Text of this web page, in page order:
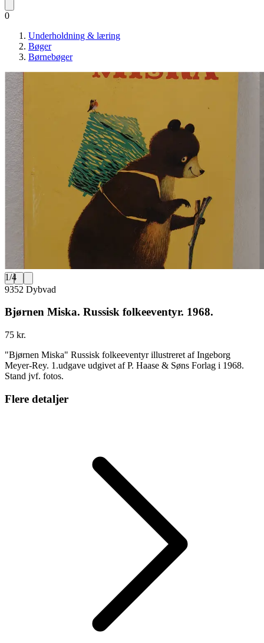
0
Underholdning & læring
Bøger
Børnebøger
1/4
9352 Dybvad
Bjørnen Miska. Russisk folkeeventyr. 1968.
75 kr.
"Bjørnen Miska" Russisk folkeeventyr illustreret af Ingeborg
Meyer-Rey. 1.udgave udgivet af P. Haase & Søns Forlag i 1968.
Stand jvf. fotos.
Flere detaljer